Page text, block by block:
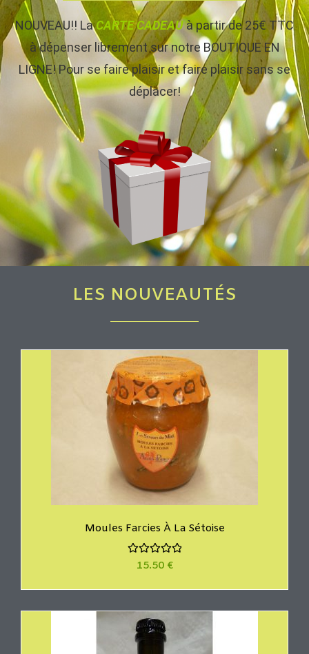
NOUVEAU!! LaCARTE CADEAUà partir de 25€ TTC
à dépenser librement sur notre BOUTIQUE EN
LIGNE! Pour se faire plaisir et faire plaisir sans se
déplacer!
LES NOUVEAUTÉS
Moules Farcies À La Sétoise
e
s
15.50 €